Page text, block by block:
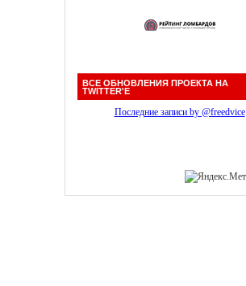
ВСЕ ОБНОВЛЕНИЯ ПРОЕКТА НА
TWITTER'Е
Последние записи by @freedvice